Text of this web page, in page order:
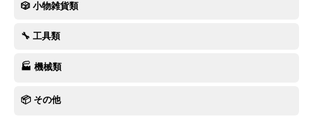
🎲 小物雑貨類
🔧 工具類
🏭 機械類
📦 その他